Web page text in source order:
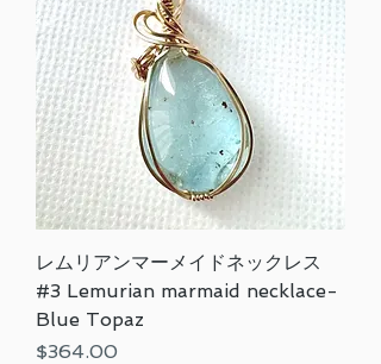
レムリアンマーメイドネックレス
#3 Lemurian marmaid necklace-
Blue Topaz
価格
$364.00